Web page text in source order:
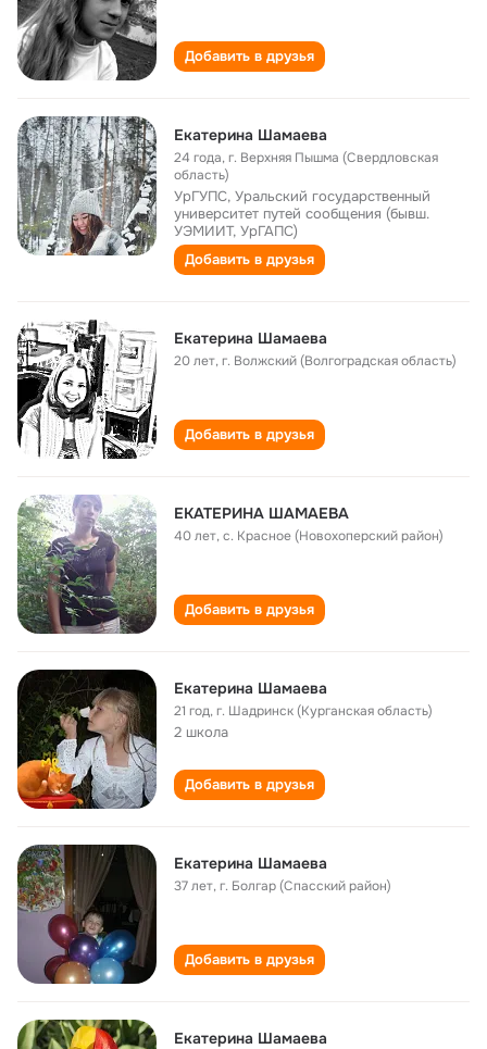
Добавить в друзья
Екатерина Шамаева
24 года,г. Верхняя Пышма (Свердловская
область)
УрГУПС, Уральский государственный
университет путей сообщения (бывш.
УЭМИИТ, УрГАПС)
Добавить в друзья
Екатерина Шамаева
20 лет,г. Волжский (Волгоградская область)
Добавить в друзья
ЕКАТЕРИНА ШАМАЕВА
40 лет,с. Красное (Новохоперский район)
Добавить в друзья
Екатерина Шамаева
21 год,г. Шадринск (Курганская область)
2 школа
Добавить в друзья
Екатерина Шамаева
37 лет,г. Болгар (Спасский район)
Добавить в друзья
Екатерина Шамаева